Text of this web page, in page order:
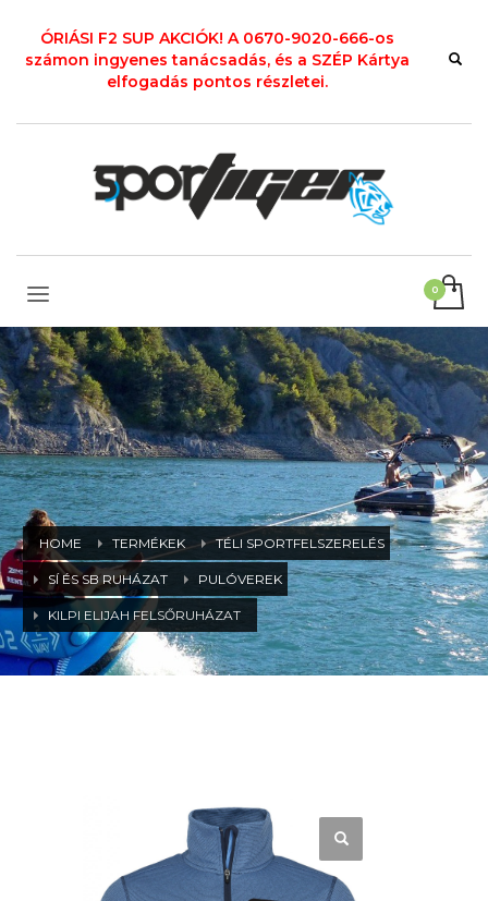
ÓRIÁSI F2 SUP AKCIÓK! A 0670-9020-666-os
számon ingyenes tanácsadás, és a SZÉP Kártya
elfogadás pontos részletei.
HOME TERMÉKEK TÉLI SPORTFELSZERELÉS
SÍ ÉS SB RUHÁZAT PULÓVEREK
KILPI ELIJAH FELSŐRUHÁZAT